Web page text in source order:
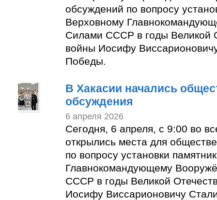
обсуждений по вопросу
Верховному
Силами СССР в годы Великой
войны Иосифу
Победы.
В Хакасии начались
обсуждения
6 апреля 2026
Сегодня, 6 апреля, с 9:00 во
открылись места для
по вопросу установки
Главнокомандующему
СССР в годы Великой
Иосифу Виссарионовичу